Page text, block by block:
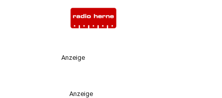
Anzeige
Anzeige